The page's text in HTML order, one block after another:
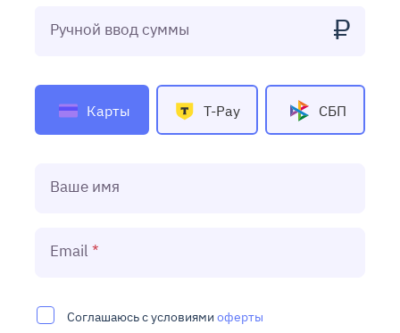
Ручной ввод суммы ₽
Карты T-Pay СБП
Ваше имя
Email
Соглашаюсь с условиями оферты